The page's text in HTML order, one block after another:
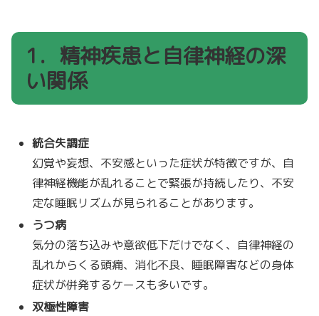
1．精神疾患と自律神経の深
い関係
統合失調症
幻覚や妄想、不安感といった症状が特徴ですが、自
律神経機能が乱れることで緊張が持続したり、不安
定な睡眠リズムが見られることがあります。
うつ病
気分の落ち込みや意欲低下だけでなく、自律神経の
乱れからくる頭痛、消化不良、睡眠障害などの身体
症状が併発するケースも多いです。
双極性障害